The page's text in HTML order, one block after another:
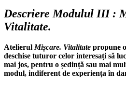
Descriere Modulul III :
Vitalitate.
Atelierul Mișcare. Vitalitate propune
deschise tuturor celor interesați să
mai jos, pentru o ședință sau mai
modul, indiferent de experiența în